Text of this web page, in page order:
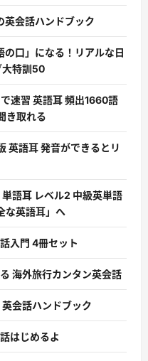
英会話ハンドブック
の口」になる！リアルな日
大特訓50
速習 英語耳 頻出1660語
き取れる
英語耳 発音ができるとリ
単語耳 レベル2 中級英単語
な英語耳」へ
入門 4冊セット
海外旅行カンタン英会話
英会話ハンドブック
はじめるよ